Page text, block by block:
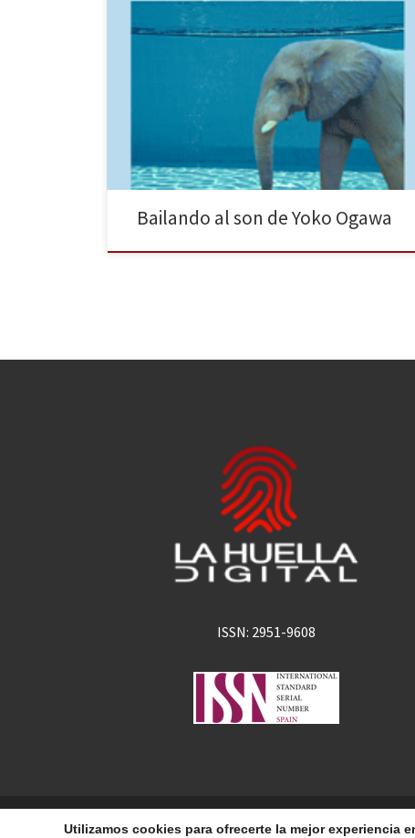
De la mano de Funambulista, Yoko Ogawa regresa al
panorama literario con Bailando con elefante y gato,
la historia de un niño que descubre su pasión en el
ajedrez. Si ya en La fórmula preferida del profesor,
nos desveló ciertos misterios de las matemáticas, en la
Bailando al son de Yoko Ogawa
ISSN: 2951-9608
© 2026La Huella Digital – Todos los derechos
Utilizamos cookies para ofrecerte la mejor experiencia